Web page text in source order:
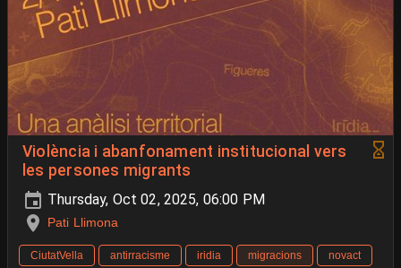
Violència i abanfonament institucional vers
les persones migrants
Thursday, Oct 02, 2025, 06:00 PM
Pati Llimona
CiutatVella antirracisme iridia migracions
novact